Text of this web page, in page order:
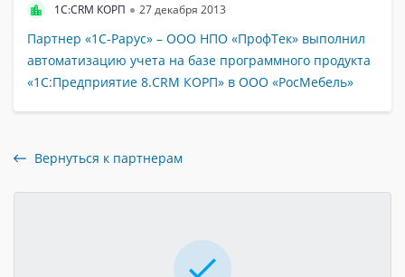
1C:CRM КОРП 27 декабря 2013
Партнер «1С-Рарус» – ООО НПО «ПрофТек» выполнил
автоматизацию учета на базе программного продукта
«1С:Предприятие 8.CRM КОРП» в ООО «РосМебель»
Вернуться к партнерам